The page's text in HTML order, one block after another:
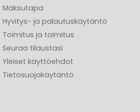
Maksutapa
Hyvitys- ja palautuskäytäntö
Toimitus ja toimitus
Seuraa tilaustasi
Yleiset käyttöehdot
Tietosuojakäytäntö